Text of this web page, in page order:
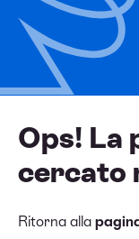
Ops! La
cercato
Ritorna alla